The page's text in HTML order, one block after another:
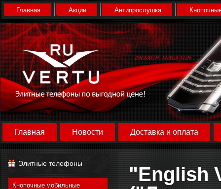
Главная Акции Антипрослушка
Главная Новости Доставка и оплата
Элитные телефоны
Кнопочные мобильные
"English